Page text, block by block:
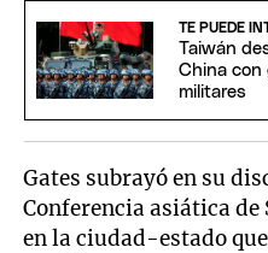
TE PUEDE
Taiwán
China con
militares
Gates subrayó en su
Conferencia asiática de
en la ciudad-estado